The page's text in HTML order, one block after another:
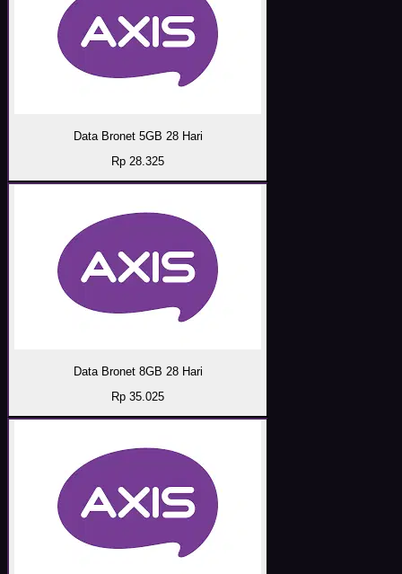
Data Bronet 5GB 28 Hari
Rp 28.325
Data Bronet 8GB 28 Hari
Rp 35.025